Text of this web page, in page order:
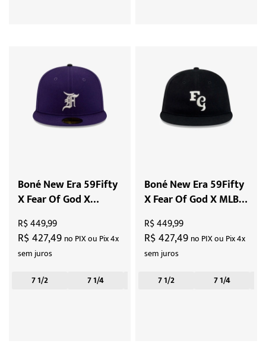
Boné New Era 59Fifty
X Fear Of God X
"Purple"
R$ 427,49 no PIX ou Pix 4x
sem juros
R$ 449,99
7 1/2 7 1/4 7 3/8
Boné New Era 59Fifty
X Fear Of God X MLB
"Black"
R$ 427,49 no PIX ou Pix 4x
sem juros
R$ 449,99
7 1/2 7 1/4